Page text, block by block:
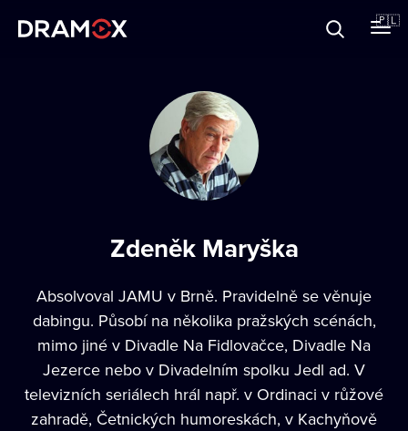
🇵🇱
Zdeněk Maryška
Absolvoval JAMU v Brně. Pravidelně se věnuje
dabingu. Působí na několika pražských scénách,
mimo jiné v Divadle Na Fidlovačce, Divadle Na
Jezerce nebo v Divadelním spolku Jedl ad. V
televizních seriálech hrál např. v Ordinaci v růžové
zahradě, Četnických humoreskách, v Kachyňově